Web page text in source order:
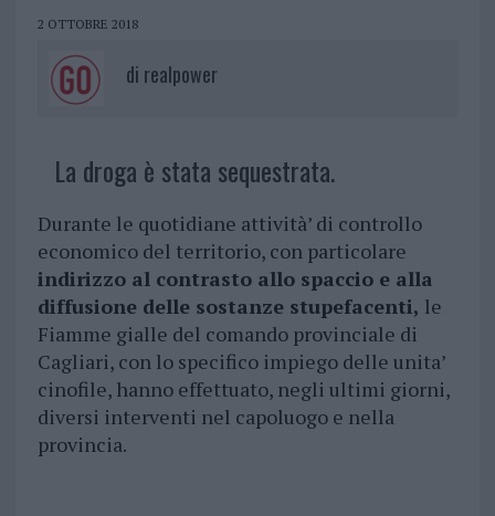
2 OTTOBRE 2018
di realpower
La droga è stata sequestrata.
Durante le quotidiane attività’ di controllo
economico del territorio, con particolare
indirizzo al contrasto allo spaccio e alla
diffusione delle sostanze stupefacenti, le
Fiamme gialle del comando provinciale di
Cagliari, con lo specifico impiego delle unita’
cinofile, hanno effettuato, negli ultimi giorni,
diversi interventi nel capoluogo e nella
provincia.